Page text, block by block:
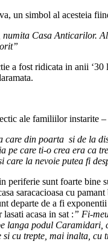
un simbol al acesteia
Casa Anticarilor.
a fost ridicata in anii
ale familiilor instarite
din poarta si de la
care ti-o crea era ca
la nevoie putea fi
periferie sunt foarte
saracacioasa cu
de a fi
acasa in sat :” Fi-
langa podul
cu trepte, mai inalta,